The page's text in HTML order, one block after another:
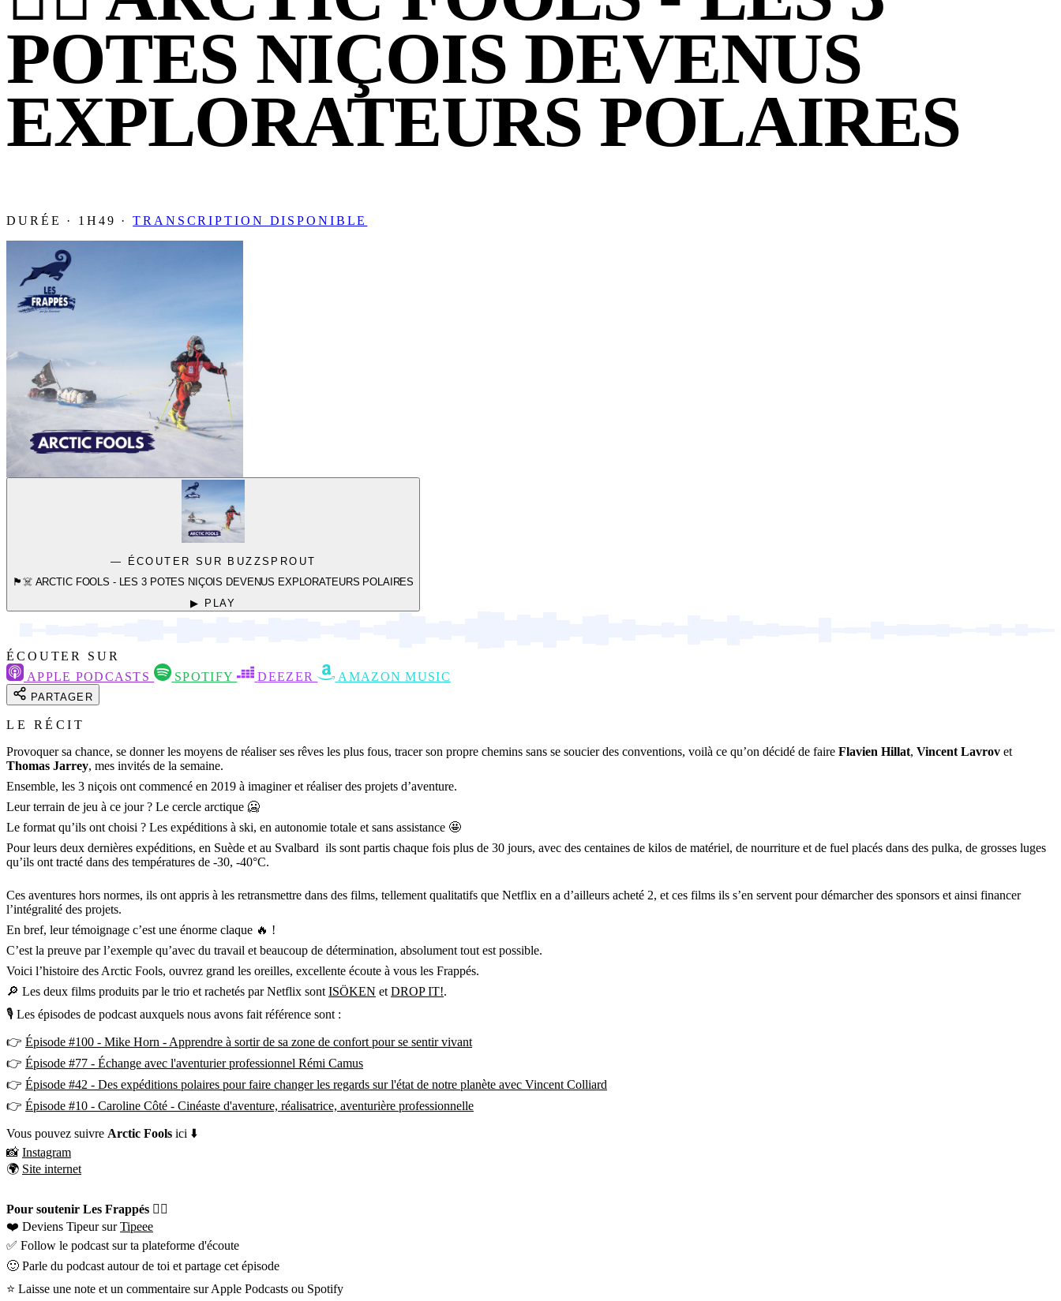
POTES NIÇOIS DEVENUS
EXPLORATEURS POLAIRES
DURÉE · 1H49 ·TRANSCRIPTION DISPONIBLE
— ÉCOUTER SUR BUZZSPROUT
🏴‍☠️ ARCTIC FOOLS - LES 3 POTES NIÇOIS DEVENUS EXPLORATEURS POLAIRES
▶ PLAY
ÉCOUTER SUR
APPLE PODCASTS
SPOTIFY DEEZER AMAZON MUSIC
PARTAGER
LE RÉCIT
Provoquer sa chance, se donner les moyens de réaliser ses rêves les plus fous, tracer son propre chemins sans se soucier des conventions, voilà ce qu’on décidé de faire Flavien Hillat, Vincent Lavrov et
Thomas Jarrey, mes invités de la semaine.
Ensemble, les 3 niçois ont commencé en 2019 à imaginer et réaliser des projets d’aventure.
Leur terrain de jeu à ce jour ? Le cercle arctique 🥶
Le format qu’ils ont choisi ? Les expéditions à ski, en autonomie totale et sans assistance 🤩
Pour leurs deux dernières expéditions, en Suède et au Svalbard ils sont partis chaque fois plus de 30 jours, avec des centaines de kilos de matériel, de nourriture et de fuel placés dans des pulka, de grosses luges
qu’ils ont tracté dans des températures de -30, -40°C.
Ces aventures hors normes, ils ont appris à les retransmettre dans des films, tellement qualitatifs que Netflix en a d’ailleurs acheté 2, et ces films ils s’en servent pour démarcher des sponsors et ainsi financer
l’intégralité des projets.
En bref, leur témoignage c’est une énorme claque 🔥 !
C’est la preuve par l’exemple qu’avec du travail et beaucoup de détermination, absolument tout est possible.
Voici l’histoire des Arctic Fools, ouvrez grand les oreilles, excellente écoute à vous les Frappés.
🔎 Les deux films produits par le trio et rachetés par Netflix sont ISÖKEN et DROP IT!.
🎙 Les épisodes de podcast auxquels nous avons fait référence sont :
👉 Épisode #100 - Mike Horn - Apprendre à sortir de sa zone de confort pour se sentir vivant
👉 Épisode #77 - Échange avec l'aventurier professionnel Rémi Camus
👉 Épisode #42 - Des expéditions polaires pour faire changer les regards sur l'état de notre planète avec Vincent Colliard
👉 Épisode #10 - Caroline Côté - Cinéaste d'aventure, réalisatrice, aventurière professionnelle
Vous pouvez suivre Arctic Fools ici ⬇️
📸 Instagram
🌍 Site internet
Pour soutenir Les Frappés 👇🏼
❤️ Deviens Tipeur surTipeee
✅ Follow le podcast sur ta plateforme d'écoute
🙂 Parle du podcast autour de toi et partage cet épisode
⭐️ Laisse une note et un commentaire sur Apple Podcasts ou Spotify